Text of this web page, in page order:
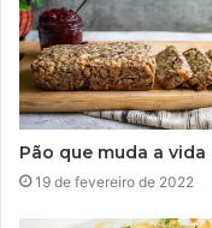
Pão que muda a vida
19 de fevereiro de 2022